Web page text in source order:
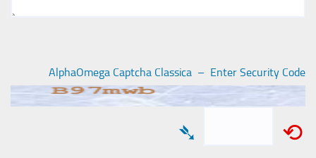
AlphaOmega Captcha Classica – Enter Security Code
⟲
➴